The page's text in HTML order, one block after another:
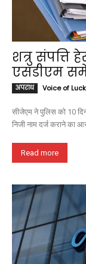
शत्रु संपत्ति
एसडीएम
अपराध Voice of
सीजेएम ने पुलिस को 10
Read more